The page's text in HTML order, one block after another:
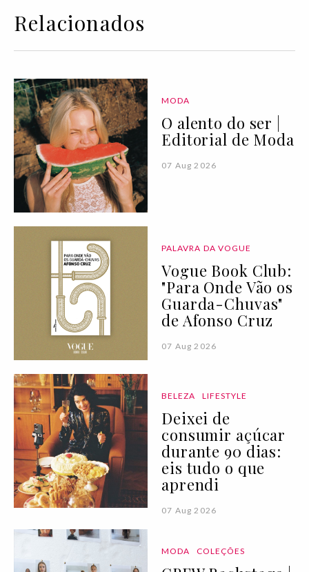
Relacionados
MODA
O alento do ser |
Editorial de Moda
07 Aug 2026
PALAVRA DA VOGUE
Vogue Book Club:
"Para Onde Vão os
Guarda-Chuvas"
de Afonso Cruz
07 Aug 2026
BELEZA LIFESTYLE
Deixei de
consumir açúcar
durante 90 dias:
eis tudo o que
aprendi
07 Aug 2026
MODA COLEÇÕES